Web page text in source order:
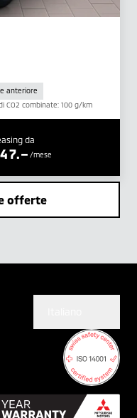
anteriore
CO2 combinate: 100 g/km
da
/mese
offerte